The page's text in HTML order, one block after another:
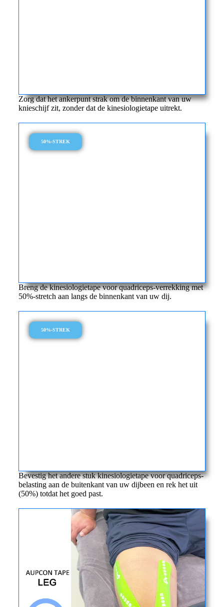
Zorg dat het ankerpunt strak om de binnenkant van uw
knieschijf zit, zonder dat de kinesiologietape uitrekt.
50%-STREK
Breng de kinesiologietape voor quadriceps-verrekking met
50%-stretch aan langs de binnenkant van uw dij.
50%-STREK
Bevestig het andere stuk kinesiologietape voor quadriceps-
belasting aan de buitenkant van uw dijbeen en rek het uit
(50%) totdat het goed past.